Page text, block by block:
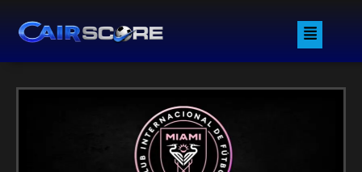
content
Menu
Inter Miami